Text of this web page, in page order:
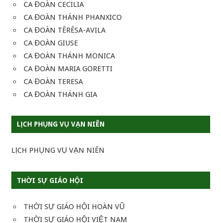
CA ĐOÀN CECILIA
CA ĐOÀN THÁNH PHANXICO
CA ĐOÀN TÊRÊSA-AVILA
CA ĐOÀN GIUSE
CA ĐOÀN THÁNH MONICA
CA ĐOÀN MARIA GORETTI
CA ĐOÀN TERESA
CA ĐOÀN THÁNH GIA
LỊCH PHỤNG VỤ VẠN NIÊN
LỊCH PHỤNG VỤ VẠN NIÊN
THỜI SỰ GIÁO HỘI
THỜI SỰ GIÁO HỘI HOÀN VŨ
THỜI SỰ GIÁO HỘI VIỆT NAM